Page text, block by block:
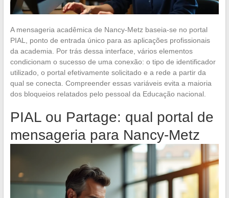
A mensageria acadêmica de Nancy-Metz baseia-se no portal
PIAL, ponto de entrada único para as aplicações profissionais
da academia. Por trás dessa interface, vários elementos
condicionam o sucesso de uma conexão: o tipo de identificador
utilizado, o portal efetivamente solicitado e a rede a partir da
qual se conecta. Compreender essas variáveis evita a maioria
dos bloqueios relatados pelo pessoal da Educação nacional.
PIAL ou Partage: qual portal de
mensageria para Nancy-Metz